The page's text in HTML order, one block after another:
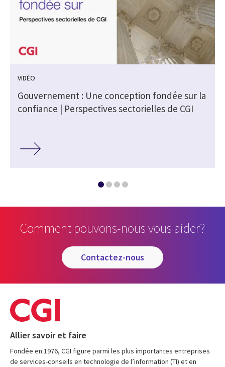
VIDÉO
Gouvernement : Une conception fondée sur la
confiance | Perspectives sectorielles de CGI
Comment pouvons-nous vous aider?
contactez-nous
Allier savoir et faire
Fondée en 1976, CGI figure parmi les plus importantes entreprises
de services-conseils en technologie de l’information (TI) et en